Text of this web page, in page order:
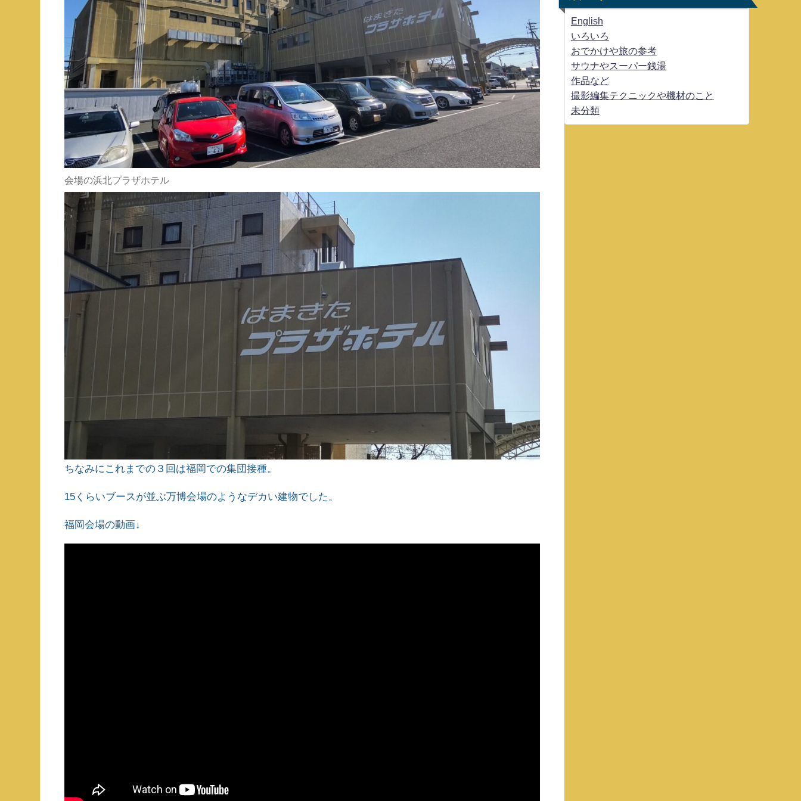
会場の浜北プラザホテル
ちなみにこれまでの３回は福岡での集団接種。
15くらいブースが並ぶ万博会場のようなデカい建物でした。
福岡会場の動画↓
English
いろいろ
おでかけや旅の参考
サウナやスーパー銭湯
作品など
撮影編集テクニックや機材のこと
未分類